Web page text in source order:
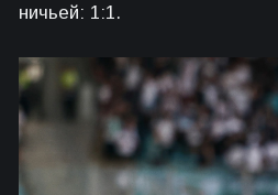
ничьей: 1:1.